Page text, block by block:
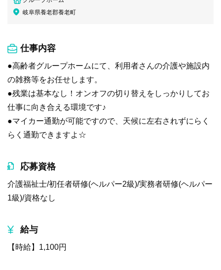
岐阜県養老郡養老町
仕事内容
●高齢者グループホームにて、利用者さんの介護や施設内
の雑務等をお任せします。
●残業は基本なし！オンオフの切り替えをしっかりしてお
仕事に向き合える環境です♪
●マイカー通勤が可能ですので、天候に左右されずにらく
らく通勤できますよ☆
応募資格
介護福祉士/初任者研修(ヘルパー2級)/実務者研修(ヘルパー
1級)/資格なし
給与
【時給】1,100円